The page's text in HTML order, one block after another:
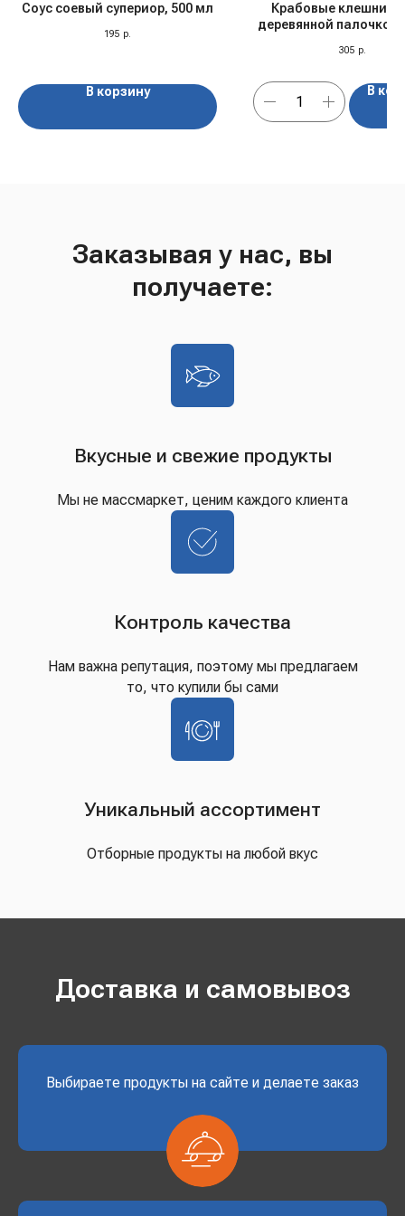
Соус соевый супериор, 500 мл
195 р.
В корзину
Крабовые клешни
деревянной палочкой
305 р.
В
Заказывая у нас, вы
получаете:
Вкусные и свежие продукты
Мы не массмаркет, ценим каждого клиента
Контроль качества
Нам важна репутация, поэтому мы предлагаем
то, что купили бы сами
Уникальный ассортимент
Отборные продукты на любой вкус
Доставка и самовывоз
Выбираете продукты на сайте и делаете заказ